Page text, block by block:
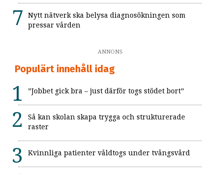
Nytt nätverk ska belysa diagnosökningen som
pressar vården
ANNONS
Populärt innehåll idag
”Jobbet gick bra – just därför togs stödet bort”
Så kan skolan skapa trygga och strukturerade
raster
Kvinnliga patienter våldtogs under tvångsvård